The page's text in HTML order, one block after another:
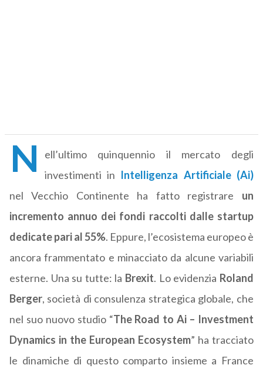
N
ell’ultimo quinquennio il mercato degli
investimenti in Intelligenza Artificiale (Ai)
nel Vecchio Continente ha fatto registrare un
incremento annuo dei fondi raccolti dalle startup
dedicate pari al 55%. Eppure, l’ecosistema europeo è
ancora frammentato e minacciato da alcune variabili
esterne. Una su tutte: la Brexit. Lo evidenzia Roland
Berger, società di consulenza strategica globale, che
nel suo nuovo studio “The Road to Ai – Investment
Dynamics in the European Ecosystem” ha tracciato
le dinamiche di questo comparto insieme a France